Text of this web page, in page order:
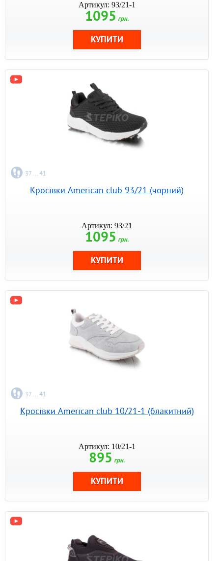
Артикул: 93/21-1
1095 грн.
37 ... 41
Кросівки American club 93/21 (чорний)
Артикул: 93/21
1095 грн.
37 ... 41
Кросівки American club 10/21-1 (блакитний)
Артикул: 10/21-1
895 грн.